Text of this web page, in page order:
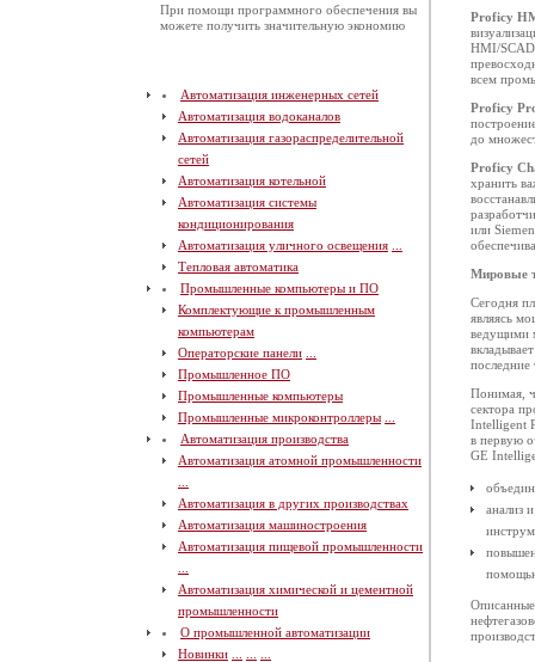
При помощи программного обеспечения вы
можете получить значительную экономию
Автоматизация инженерных сетей
Автоматизация водоканалов
Автоматизация газораспределительной
сетей
Автоматизация котельной
Автоматизация системы
кондиционирования
Автоматизация уличного освещения
Тепловая автоматика
Промышленные компьютеры и ПО
Комплектующие к промышленным
компьютерам
Операторские панели
Промышленное ПО
Промышленные компьютеры
Промышленные микроконтроллеры
Автоматизация производства
Автоматизация атомной промышленности
Автоматизация в других производствах
Автоматизация машиностроения
Автоматизация пищевой промышленности
Автоматизация химической и цементной
промышленности
О промышленной автоматизации
Новинки
Proficy
HMI/
всем
Proficy
до
Proficy
хранить
или
Мировые
Сегодня
являясь
ведущими
последние
Понимая,
сектора
Intelligent
в первую
GE
анализ